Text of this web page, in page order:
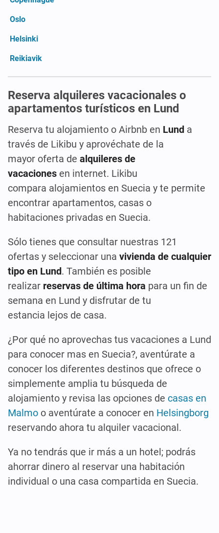
Oslo
Helsinki
Reikiavik
Reserva alquileres vacacionales o
apartamentos turísticos en Lund
Reserva tu alojamiento o Airbnb en Lund a
través de Likibu y aprovéchate de la
mayor oferta de alquileres de
vacaciones en internet. Likibu
compara alojamientos en Suecia y te permite
encontrar apartamentos, casas o
habitaciones privadas en Suecia.
Sólo tienes que consultar nuestras 121
ofertas y seleccionar una vivienda de cualquier
tipo en Lund. También es posible
realizar reservas de última hora para un fin de
semana en Lund y disfrutar de tu
estancia lejos de casa.
¿Por qué no aprovechas tus vacaciones a Lund
para conocer mas en Suecia?, aventúrate a
conocer los diferentes destinos que ofrece o
simplemente amplia tu búsqueda de
alojamiento y revisa las opciones de casas en
Malmo o aventúrate a conocer en Helsingborg
reservando ahora tu alquiler vacacional.
Ya no tendrás que ir más a un hotel; podrás
ahorrar dinero al reservar una habitación
individual o una casa compartida en Suecia.